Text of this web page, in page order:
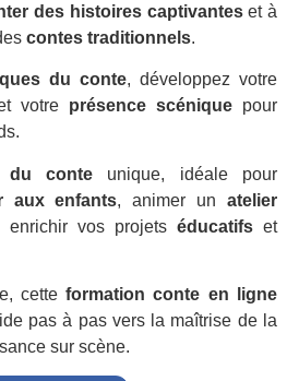
des histoires captivanteset à
contes traditionnels.
du conte, développez votre
votre présence scénique pour
du conte unique, idéale pour
aux enfants, animer unatelier
enrichir vos projets éducatifset
cetteformation conte en ligne
pas à pas vers la maîtrise de la
sur scène.